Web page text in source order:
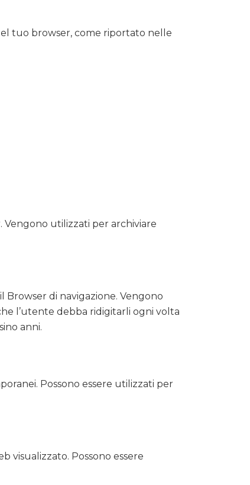
tuo browser, come riportato nelle
Vengono utilizzati per archiviare
Browser di navigazione. Vengono
l’utente debba ridigitarli ogni volta
anni.
Possono essere utilizzati per
visualizzato. Possono essere